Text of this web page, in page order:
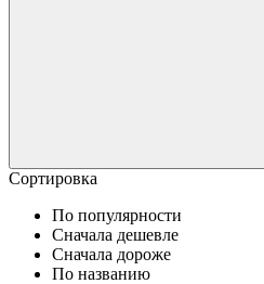
Сортировка
По популярности
Сначала дешевле
Сначала дороже
По названию